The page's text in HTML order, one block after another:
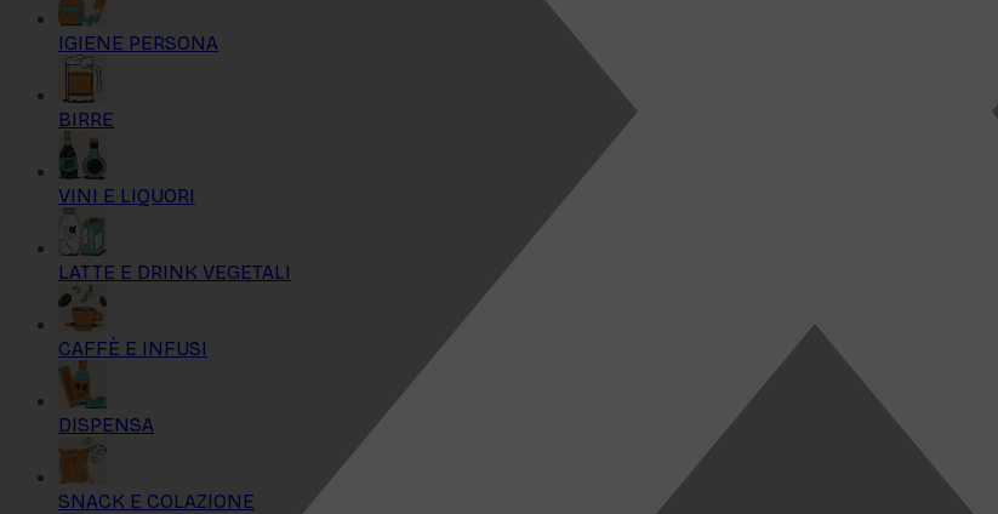
IGIENE PERSONA
BIRRE
VINI E LIQUORI
LATTE E DRINK VEGETALI
CAFFÈ E INFUSI
DISPENSA
SNACK E COLAZIONE